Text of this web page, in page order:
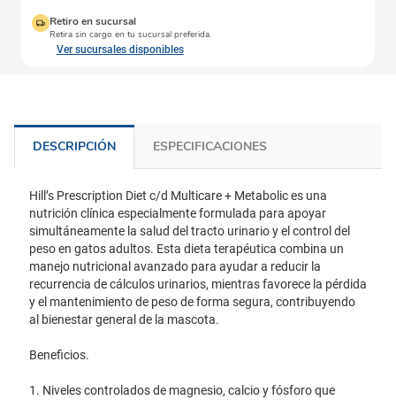
Retiro en sucursal
Retira sin cargo en tu sucursal preferida.
Ver sucursales disponibles
DESCRIPCIÓN ESPECIFICACIONES
Hill’s Prescription Diet c/d Multicare + Metabolic es una
nutrición clínica especialmente formulada para apoyar
simultáneamente la salud del tracto urinario y el control del
peso en gatos adultos. Esta dieta terapéutica combina un
manejo nutricional avanzado para ayudar a reducir la
recurrencia de cálculos urinarios, mientras favorece la pérdida
y el mantenimiento de peso de forma segura, contribuyendo
al bienestar general de la mascota.
Beneficios.
1. Niveles controlados de magnesio, calcio y fósforo que